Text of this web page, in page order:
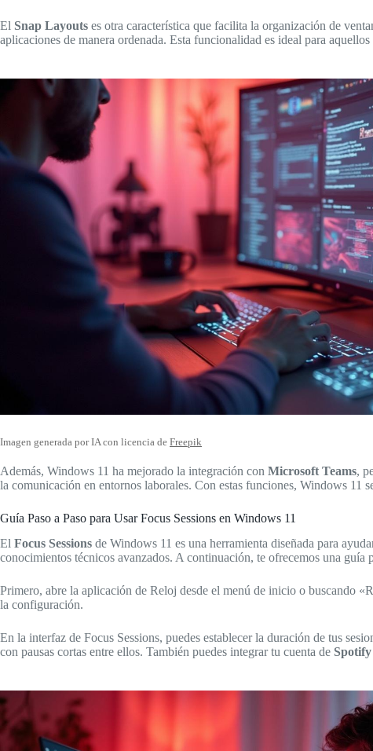
El Snap Layouts es otra característica que facilita la organización de
aplicaciones de manera ordenada. Esta funcionalidad es ideal para
Imagen generada por IA con licencia de Freepik
Además, Windows 11 ha mejorado la integración con Microsoft Teams,
la comunicación en entornos laborales. Con estas funciones, Windows 11
Guía Paso a Paso para Usar Focus Sessions en Windows 11
El Focus Sessions de Windows 11 es una herramienta diseñada para
conocimientos técnicos avanzados. A continuación, te ofrecemos una guía
Primero, abre la aplicación de Reloj desde el menú de inicio o buscando
la configuración.
En la interfaz de Focus Sessions, puedes establecer la duración de tus
con pausas cortas entre ellos. También puedes integrar tu cuenta de Spotify